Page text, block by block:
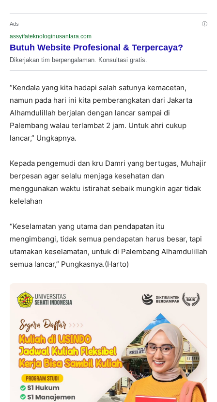
Ads ⓘ
assyifateknologinusantara.com
Butuh Website Profesional & Terpercaya?
Dikerjakan tim berpengalaman. Konsultasi gratis.
“Kendala yang kita hadapi salah satunya kemacetan,
namun pada hari ini kita pemberangkatan dari Jakarta
Alhamdulillah berjalan dengan lancar sampai di
Palembang walau terlambat 2 jam. Untuk ahri cukup
lancar,” Ungkapnya.
Kepada pengemudi dan kru Damri yang bertugas, Muhajir
berpesan agar selalu menjaga kesehatan dan
menggunakan waktu istirahat sebaik mungkin agar tidak
kelelahan
“Keselamatan yang utama dan pendapatan itu
mengimbangi, tidak semua pendapatan harus besar, tapi
utamakan keselamatan, untuk di Palembang Alhamdulillah
semua lancar,” Pungkasnya.(Harto)